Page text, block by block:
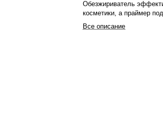
Обезжириватель
косметики, а праймер
улучшая сцепление с
Все описание